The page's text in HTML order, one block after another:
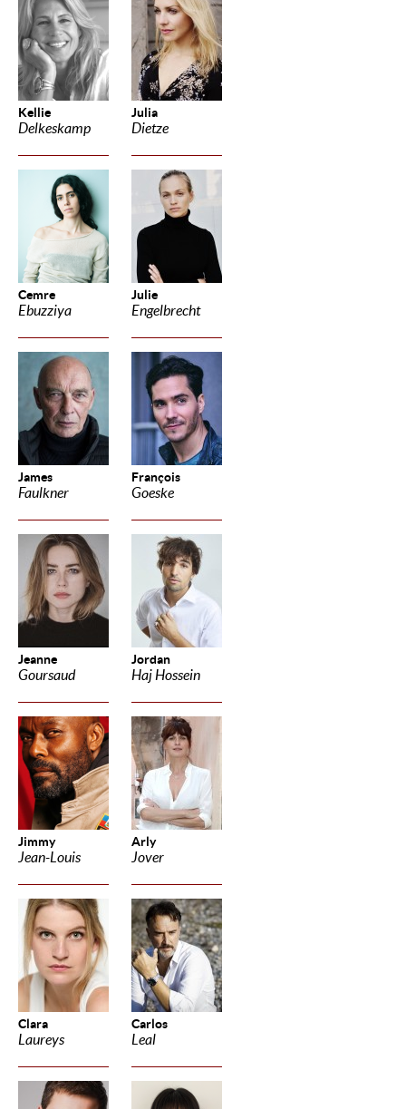
Kellie
Delkeskamp
Julia
Dietze
Cemre
Ebuzziya
Julie
Engelbrecht
James
Faulkner
François
Goeske
Jeanne
Goursaud
Jordan
Haj Hossein
Jimmy
Jean-Louis
Arly
Jover
Clara
Laureys
Carlos
Leal